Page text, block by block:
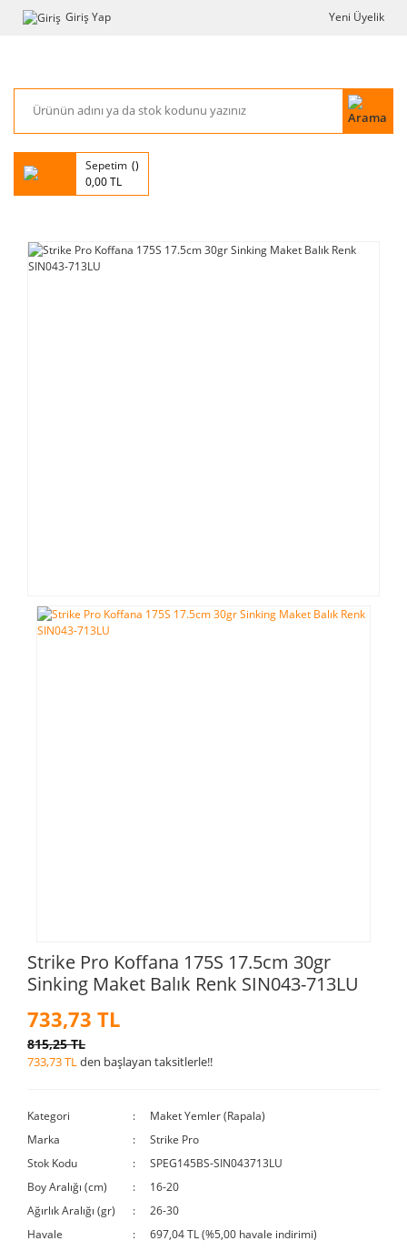
Giriş Yap Yeni Üyelik
Sepetim
0,00 TL
Strike Pro Koffana 175S 17.5cm 30gr
Sinking Maket Balık Renk SIN043-713LU
733,73 TL
815,25 TL
733,73 TLden başlayan taksitlerle!!
Kategori
Maket Yemler (Rapala)
Marka
Strike Pro
Stok Kodu
SPEG145BS-SIN043713LU
Boy Aralığı (cm)
16-20
Ağırlık Aralığı (gr)
26-30
Havale
697,04 TL (%5,00 havale indirimi)